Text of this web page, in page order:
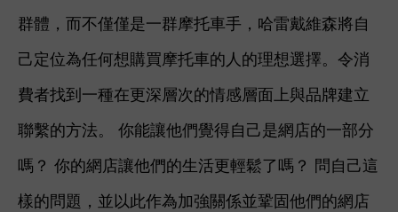
群體，而不僅僅是一群摩托車手，哈雷戴維森將自
己定位為任何想購買摩托車的人的理想選擇。令消
費者找到一種在更深層次的情感層面上與品牌建立
聯繫的方法。 你能讓他們覺得自己是網店的一部分
嗎？ 你的網店讓他們的生活更輕鬆了嗎？ 問自己這
樣的問題，並以此作為加強關係並鞏固他們的網店